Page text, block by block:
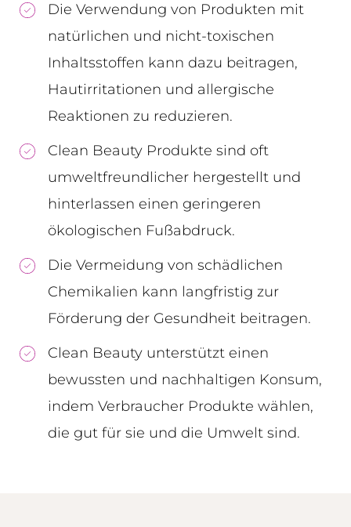
Die Verwendung von Produkten mit
natürlichen und nicht-toxischen
Inhaltsstoffen kann dazu beitragen,
Hautirritationen und allergische
Reaktionen zu reduzieren.
Clean Beauty Produkte sind oft
umweltfreundlicher hergestellt und
hinterlassen einen geringeren
ökologischen Fußabdruck.
Die Vermeidung von schädlichen
Chemikalien kann langfristig zur
Förderung der Gesundheit beitragen.
Clean Beauty unterstützt einen
bewussten und nachhaltigen Konsum,
indem Verbraucher Produkte wählen,
die gut für sie und die Umwelt sind.